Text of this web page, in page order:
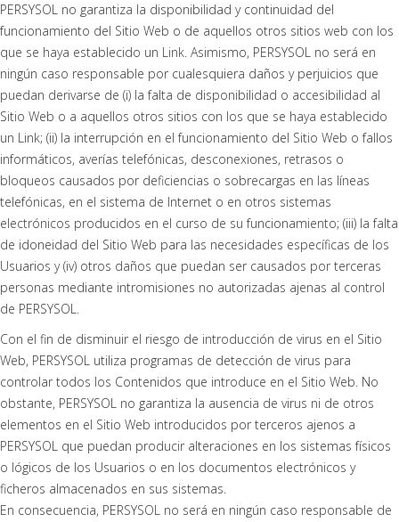
PERSYSOL no garantiza la disponibilidad y continuidad del
funcionamiento del Sitio Web o de aquellos otros sitios web con los
que se haya establecido un Link. Asimismo, PERSYSOL no será en
ningún caso responsable por cualesquiera daños y perjuicios que
puedan derivarse de (i) la falta de disponibilidad o accesibilidad al
Sitio Web o a aquellos otros sitios con los que se haya establecido
un Link; (ii) la interrupción en el funcionamiento del Sitio Web o fallos
informáticos, averías telefónicas, desconexiones, retrasos o
bloqueos causados por deficiencias o sobrecargas en las líneas
telefónicas, en el sistema de Internet o en otros sistemas
electrónicos producidos en el curso de su funcionamiento; (iii) la falta
de idoneidad del Sitio Web para las necesidades específicas de los
Usuarios y (iv) otros daños que puedan ser causados por terceras
personas mediante intromisiones no autorizadas ajenas al control
de PERSYSOL.
Con el fin de disminuir el riesgo de introducción de virus en el Sitio
Web, PERSYSOL utiliza programas de detección de virus para
controlar todos los Contenidos que introduce en el Sitio Web. No
obstante, PERSYSOL no garantiza la ausencia de virus ni de otros
elementos en el Sitio Web introducidos por terceros ajenos a
PERSYSOL que puedan producir alteraciones en los sistemas físicos
o lógicos de los Usuarios o en los documentos electrónicos y
ficheros almacenados en sus sistemas.
En consecuencia, PERSYSOL no será en ningún caso responsable de